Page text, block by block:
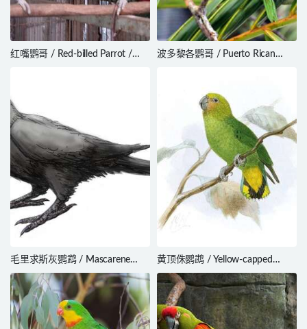
红嘴鹦哥 / Red-billed Parrot /
波多黎各鹦哥 / Puerto Rican
毛里求斯灰鹦鹉 / Mascarene
Grey Parakeet / Psittacula
bensoni
黄顶侏鹦鹉 / Yellow-capped
Pygmy Parrot / Micropsitta
keiensis